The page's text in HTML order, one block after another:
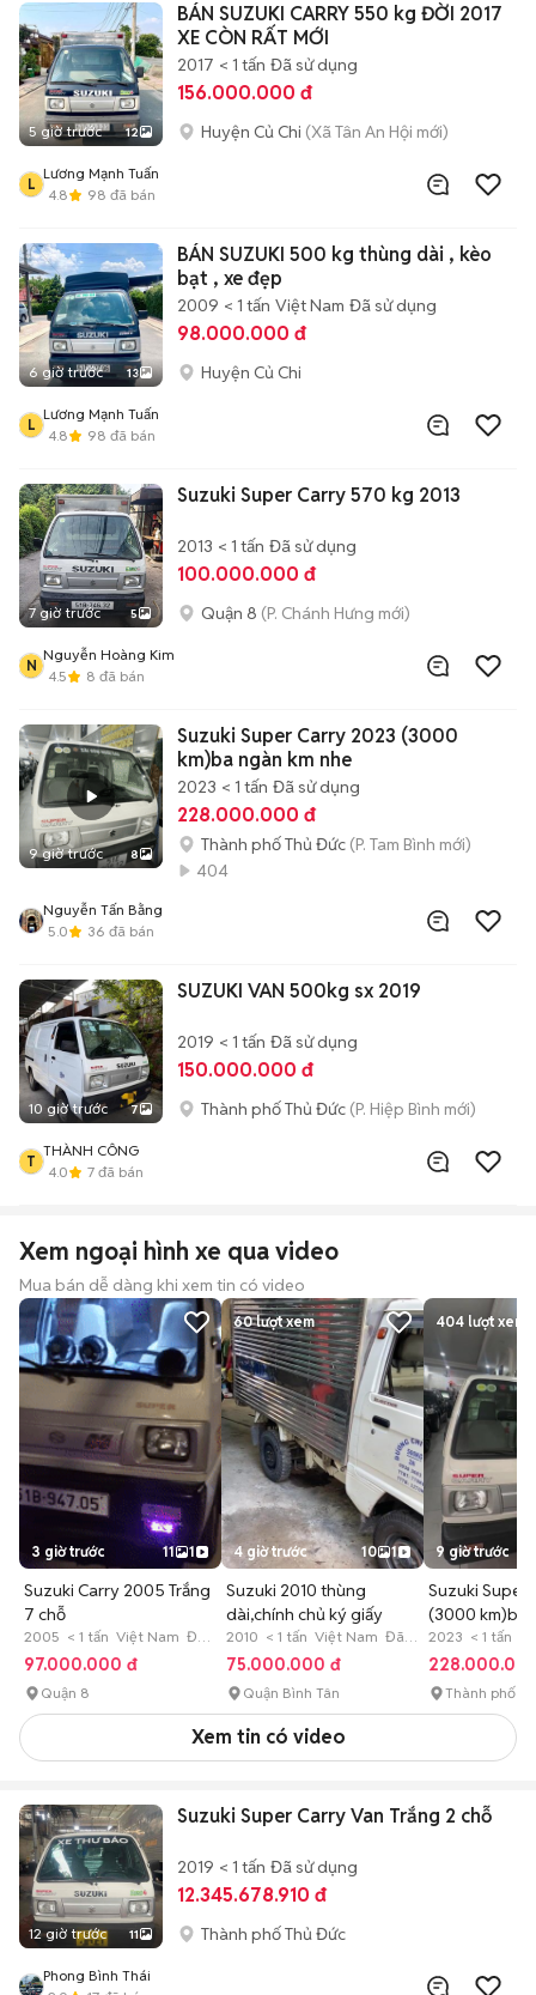
5 giờ trước 12
BÁN SUZUKI CARRY 550 kg ĐỜI 2017
XE CÒN RẤT MỚI
2017 < 1 tấn Đã sử dụng
156.000.000 đ
Huyện Củ Chi (Xã Tân An Hội mới)
L
Lương Mạnh Tuấn
4.8
98 đã bán
6 giờ trước 13
BÁN SUZUKI 500 kg thùng dài , kèo
bạt , xe đẹp
2009 < 1 tấn Việt Nam Đã sử dụng
98.000.000 đ
Huyện Củ Chi
L
Lương Mạnh Tuấn
4.8
98 đã bán
7 giờ trước 5
Suzuki Super Carry 570 kg 2013
2013 < 1 tấn Đã sử dụng
100.000.000 đ
Quận 8 (P. Chánh Hưng mới)
N
Nguyễn Hoàng Kim
4.5
8 đã bán
9 giờ trước 8
Suzuki Super Carry 2023 (3000
km)ba ngàn km nhe
2023 < 1 tấn Đã sử dụng
228.000.000 đ
Thành phố Thủ Đức (P. Tam Bình mới)
404
Nguyễn Tấn Bằng
5.0
36 đã bán
10 giờ trước 7
SUZUKI VAN 500kg sx 2019
2019 < 1 tấn Đã sử dụng
150.000.000 đ
Thành phố Thủ Đức (P. Hiệp Bình mới)
T
THÀNH CÔNG
4.0
7 đã bán
Xem ngoại hình xe qua video
Mua bán dễ dàng khi xem tin có video
3 giờ trước 11 1
Suzuki Carry 2005 Trắng
7 chỗ
2005 < 1 tấn Việt Nam Đã
sử dụng
97.000.000 đ
Quận 8
60lượt xem
4 giờ trước 10 1
Suzuki 2010 thùng
dài,chính chủ ký giấy
2010 < 1 tấn Việt Nam Đã
sử dụng
75.000.000 đ
Quận Bình Tân
404 lượt xem
9 giờ trước
Suzuki Super
(3000 km)ba
nhe
2023 < 1 tấn
Thành phố
Xem tin có video
12 giờ trước 11
Suzuki Super Carry Van Trắng 2 chỗ
2019 < 1 tấn Đã sử dụng
12.345.678.910 đ
Thành phố Thủ Đức
Phong Bình Thái